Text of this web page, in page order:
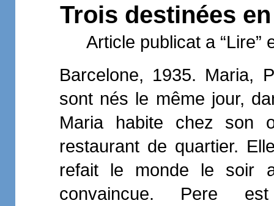
Trois destinées
Article publicat a
Barcelone, 1935. Maria,
sont nés le même jour,
Maria habite chez son
restaurant de quartier.
refait le monde le soir
convaincue. Pere